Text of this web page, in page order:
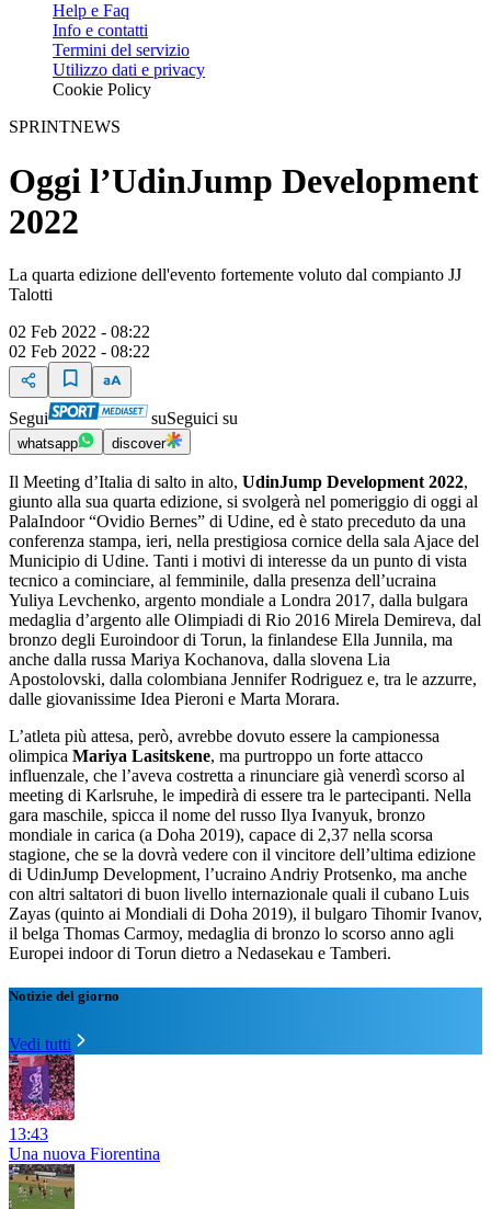
Help e Faq
Info e contatti
Termini del servizio
Utilizzo dati e privacy
Cookie Policy
SPRINTNEWS
Oggi l’UdinJump Development
2022
La quarta edizione dell'evento fortemente voluto dal compianto JJ
Talotti
02 Feb 2022 - 08:22
02 Feb 2022 - 08:22
Segui suSeguici su
whatsapp discover
Il Meeting d’Italia di salto in alto, UdinJump Development 2022,
giunto alla sua quarta edizione, si svolgerà nel pomeriggio di oggi al
PalaIndoor “Ovidio Bernes” di Udine, ed è stato preceduto da una
conferenza stampa, ieri, nella prestigiosa cornice della sala Ajace del
Municipio di Udine. Tanti i motivi di interesse da un punto di vista
tecnico a cominciare, al femminile, dalla presenza dell’ucraina
Yuliya Levchenko, argento mondiale a Londra 2017, dalla bulgara
medaglia d’argento alle Olimpiadi di Rio 2016 Mirela Demireva, dal
bronzo degli Euroindoor di Torun, la finlandese Ella Junnila, ma
anche dalla russa Mariya Kochanova, dalla slovena Lia
Apostolovski, dalla colombiana Jennifer Rodriguez e, tra le azzurre,
dalle giovanissime Idea Pieroni e Marta Morara.
L’atleta più attesa, però, avrebbe dovuto essere la campionessa
olimpica Mariya Lasitskene, ma purtroppo un forte attacco
influenzale, che l’aveva costretta a rinunciare già venerdì scorso al
meeting di Karlsruhe, le impedirà di essere tra le partecipanti. Nella
gara maschile, spicca il nome del russo Ilya Ivanyuk, bronzo
mondiale in carica (a Doha 2019), capace di 2,37 nella scorsa
stagione, che se la dovrà vedere con il vincitore dell’ultima edizione
di UdinJump Development, l’ucraino Andriy Protsenko, ma anche
con altri saltatori di buon livello internazionale quali il cubano Luis
Zayas (quinto ai Mondiali di Doha 2019), il bulgaro Tihomir Ivanov,
il belga Thomas Carmoy, medaglia di bronzo lo scorso anno agli
Europei indoor di Torun dietro a Nedasekau e Tamberi.
Notizie del giorno
Vedi tutti
13:43
Una nuova Fiorentina